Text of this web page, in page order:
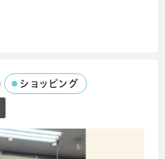
ショッピング